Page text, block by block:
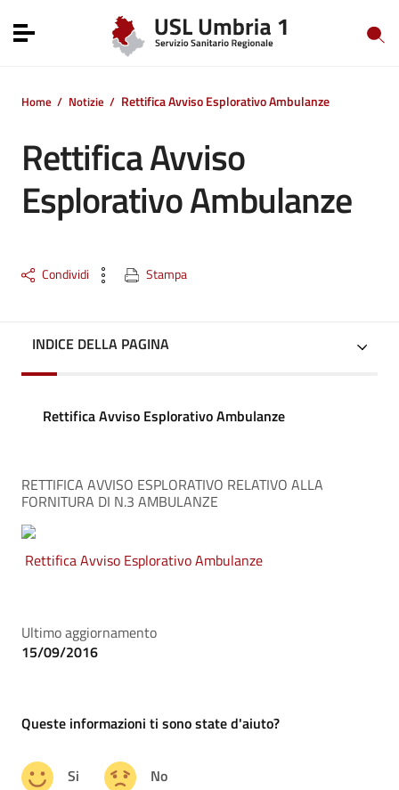
Vai al menu di navigazione
Toggle navigation
Home / Notizie / Rettifica Avviso Esplorativo Ambulanze
Rettifica Avviso
Esplorativo Ambulanze
Condividi Stampa
INDICE DELLA PAGINA
Rettifica Avviso Esplorativo Ambulanze
RETTIFICA AVVISO ESPLORATIVO RELATIVO ALLA
FORNITURA DI N.3 AMBULANZE
Rettifica Avviso Esplorativo Ambulanze
Ultimo aggiornamento
15/09/2016
Queste informazioni ti sono state d'aiuto?
Si No